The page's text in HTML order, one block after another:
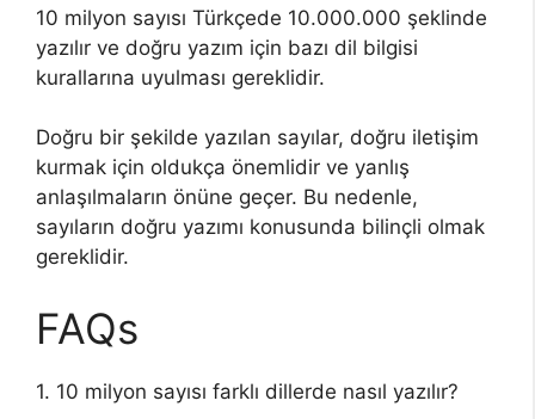
10 milyon sayısı Türkçede 10.000.000 şeklinde
yazılır ve doğru yazım için bazı dil bilgisi
kurallarına uyulması gereklidir.
Doğru bir şekilde yazılan sayılar, doğru iletişim
kurmak için oldukça önemlidir ve yanlış
anlaşılmaların önüne geçer. Bu nedenle,
sayıların doğru yazımı konusunda bilinçli olmak
gereklidir.
FAQs
1. 10 milyon sayısı farklı dillerde nasıl yazılır?